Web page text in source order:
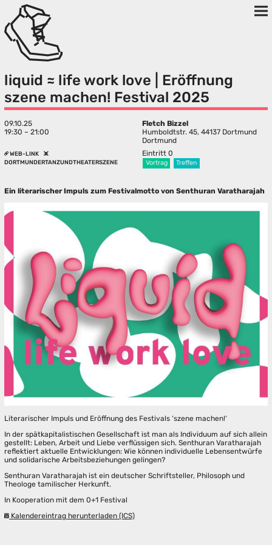
liquid ≈ life work love | Eröffnung
szene machen! Festival 2025
09.10.25
19:30 – 21:00
Fletch Bizzel
Humboldtstr. 45, 44137 Dortmund
Dortmund
WEB-LINK
DORTMUNDERTANZUNDTHEATERSZENE
Eintritt 0
Vortrag Treffen
Ein literarischer Impuls zum Festivalmotto von Senthuran Varatharajah
Literarischer Impuls und Eröffnung des Festivals ‘szene machen!‘
In der spätkapitalistischen Gesellschaft ist man als Individuum auf sich allein
gestellt: Leben, Arbeit und Liebe verflüssigen sich. Senthuran Varatharajah
reflektiert aktuelle Entwicklungen: Wie können individuelle Lebensentwürfe
und solidarische Arbeitsbeziehungen gelingen?
Senthuran Varatharajah ist ein deutscher Schriftsteller, Philosoph und
Theologe tamilischer Herkunft.
In Kooperation mit dem 0+1 Festival
Kalendereintrag herunterladen (ICS)